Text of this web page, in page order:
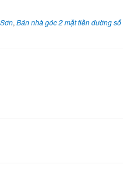
, Bán nhà góc 2 mặt tiền đường